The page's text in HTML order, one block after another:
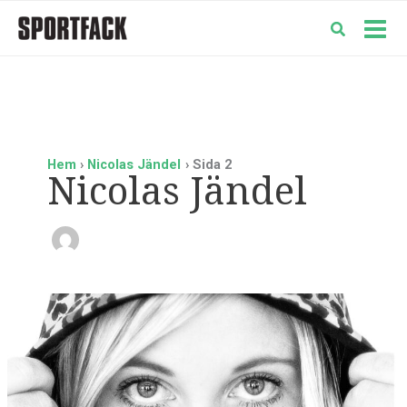
Hem Nicolas Jändel Sida 2
Nicolas Jändel